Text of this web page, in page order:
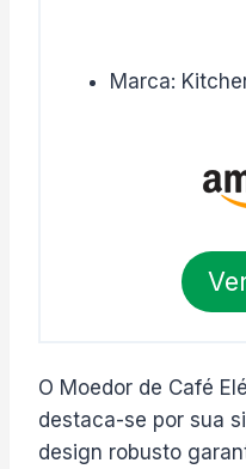
Marca:
O Moedor de Café
destaca-se por sua
design robusto